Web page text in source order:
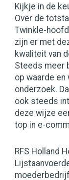
Kijkje in de
Over de
Twinkle-
zijn er met
kwaliteit van
Steeds meer
op waarde en
onderzoek.
ook steeds
deze wijze
top in e-
RFS Holland